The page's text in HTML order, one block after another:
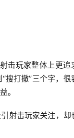
击玩家整体上更追
搜打撤”三个字，很
。
射击玩家关注，却